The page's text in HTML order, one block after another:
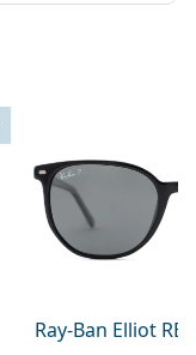
Ray-Ban Elliot